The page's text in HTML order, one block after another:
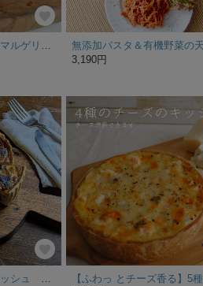
3,190円
【甘旨】肉じゃが風キッシュ 18㎝ホール（3～4人前）